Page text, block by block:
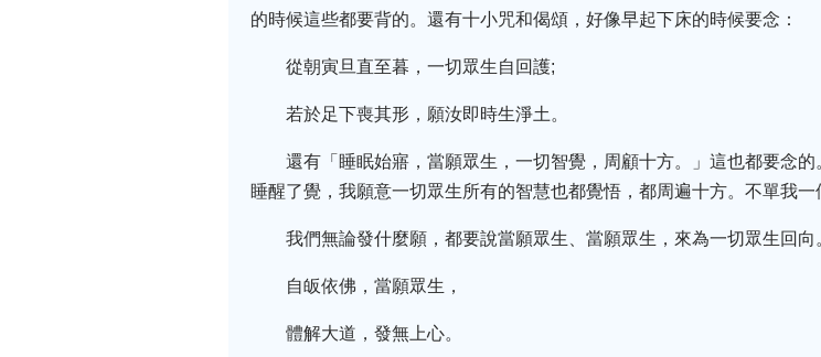
的時候這些都要背的。還有十小咒和偈頌，好像早起下床的時候要念：
從朝寅旦直至暮，一切眾生自回護;
若於足下喪其形，願汝即時生淨土。
還有「睡眠始寤，當願眾生，一切智覺，周顧十方。」這也都要念
睡醒了覺，我願意一切眾生所有的智慧也都覺悟，都周遍十方。不單我
我們無論發什麼願，都要說當願眾生、當願眾生，來為一切眾生回向
自皈依佛，當願眾生，
體解大道，發無上心。